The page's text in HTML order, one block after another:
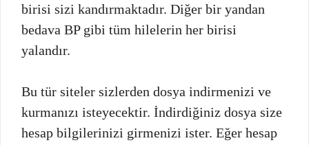
birisi sizi kandırmaktadır. Diğer bir yandan
bedava BP gibi tüm hilelerin her birisi
yalandır.
Bu tür siteler sizlerden dosya indirmenizi ve
kurmanızı isteyecektir. İndirdiğiniz dosya size
hesap bilgilerinizi girmenizi ister. Eğer hesap